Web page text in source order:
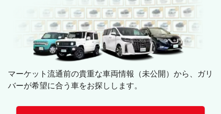
マーケット流通前の貴重な車両情報（未公開）から、ガリ
バーが希望に合う車をお探しします。